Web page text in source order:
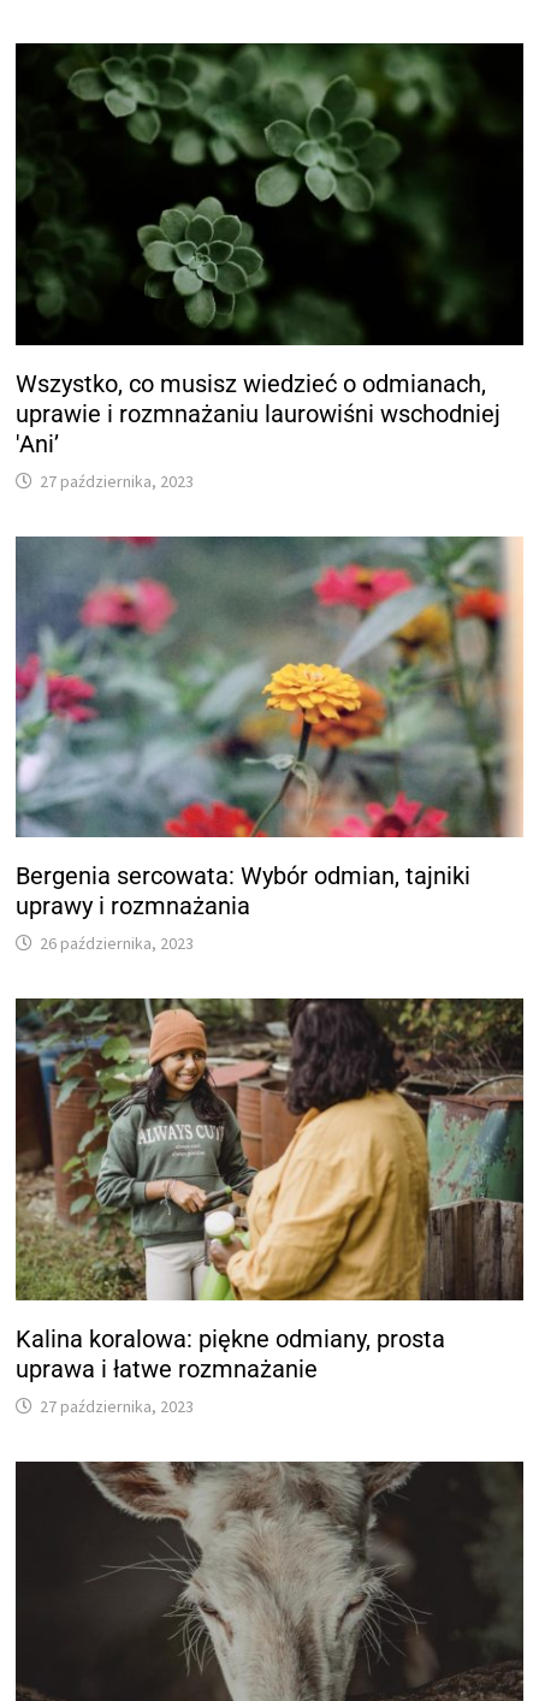
Wszystko, co musisz wiedzieć o odmianach,
uprawie i rozmnażaniu laurowiśni wschodniej
'Ani’
27 października, 2023
Bergenia sercowata: Wybór odmian, tajniki
uprawy i rozmnażania
26 października, 2023
Kalina koralowa: piękne odmiany, prosta
uprawa i łatwe rozmnażanie
27 października, 2023